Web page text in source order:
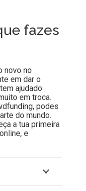
fazes
novo no
em dar o
ajudado
em troca.
podes
do mundo.
a tua primeira
e